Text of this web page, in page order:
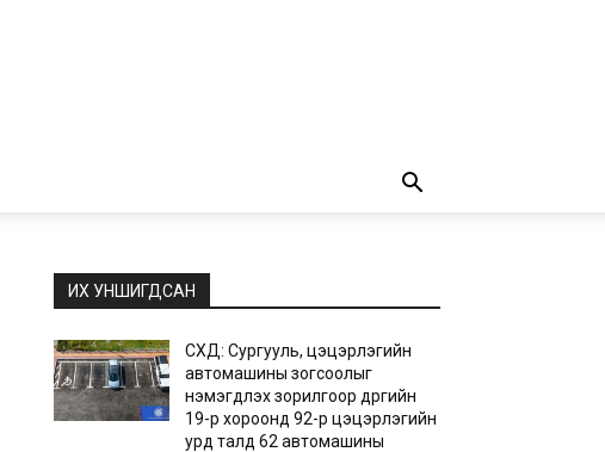
ИХ УНШИГДСАН
СХД: Сургууль, цэцэрлэгийн
автомашины зогсоолыг
нэмэгдүүлэх зорилгоор дүүргийн
19-р хороонд 92-р цэцэрлэгийн
урд талд 62 автомашины